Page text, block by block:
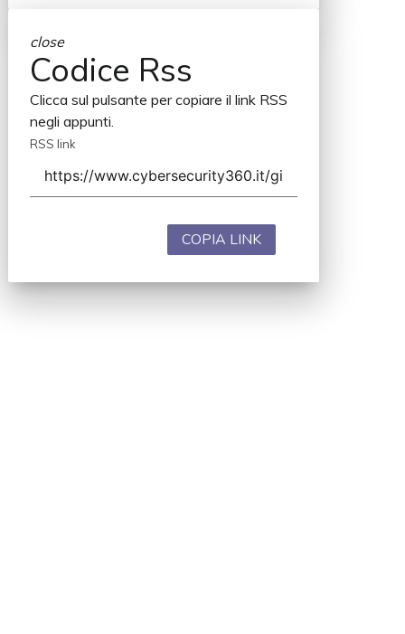
close
Codice Rss
Clicca sul pulsante per copiare il link RSS
negli appunti.
RSS link
COPIA LINK